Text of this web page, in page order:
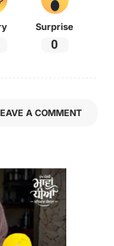
Surprise
0
A COMMENT